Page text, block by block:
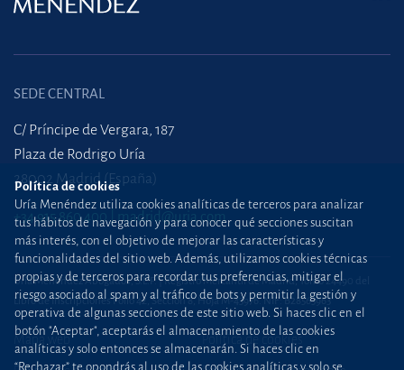
SEDE CENTRAL
C/ Príncipe de Vergara, 187
Plaza de Rodrigo Uría
28002 Madrid (España)
+34 915 860 400 madrid@uria.com
Uría Menéndez Abogados, S.L.P. | Registro Mercantil de Madrid, Tomo 24490 del
Libro de Inscripciones Folio 42, Sección 8, Hoja M-43976. NIF: B28563963
Mapa web Política de cookies
Política de cookies
Uría Menéndez utiliza cookies analíticas de terceros para analizar
tus hábitos de navegación y para conocer qué secciones suscitan
más interés, con el objetivo de mejorar las características y
funcionalidades del sitio web. Además, utilizamos cookies técnicas
propias y de terceros para recordar tus preferencias, mitigar el
riesgo asociado al spam y al tráfico de bots y permitir la gestión y
operativa de algunas secciones de este sitio web. Si haces clic en el
botón "Aceptar", aceptarás el almacenamiento de las cookies
analíticas y solo entonces se almacenarán. Si haces clic en
“Rechazar” te opondrás al uso de las cookies analíticas y solo se